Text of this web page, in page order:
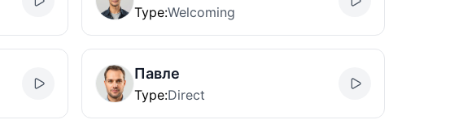
Type:Welcoming
Павле
Type:Direct